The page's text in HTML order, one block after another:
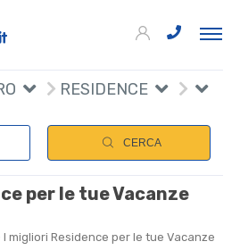
RESIDENCE
CERCA
per le tue Vacanze
migliori Residence per le tue Vacanze